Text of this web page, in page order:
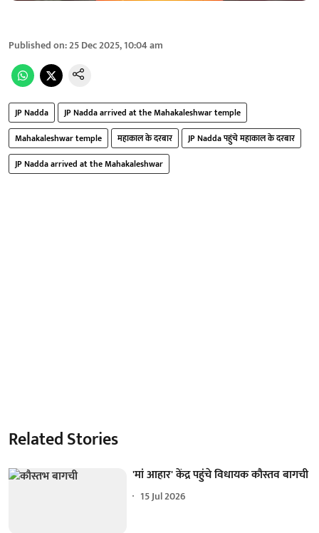
Published on:25 Dec 2025, 10:04 am
JP Nadda
JP Nadda arrived at the Mahakaleshwar temple
Mahakaleshwar temple
महाकाल के दरबार
JP Nadda पहुंचे महाकाल के दरबार
JP Nadda arrived at the Mahakaleshwar
Related Stories
'मां आहार' केंद्र पहुंचे विधायक कौस्तव बागची
15 Jul 2026